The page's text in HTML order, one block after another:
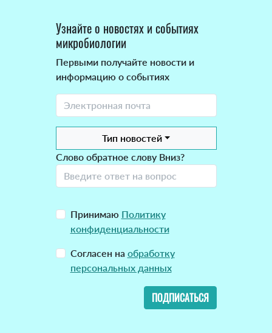
Узнайте о новостях и событиях
микробиологии
Первыми получайте новости и
информацию о событиях
Тип новостей
Слово обратное слову Вниз?
Принимаю Политику
конфиденциальности
Согласен на обработку
персональных данных
ПОДПИСАТЬСЯ